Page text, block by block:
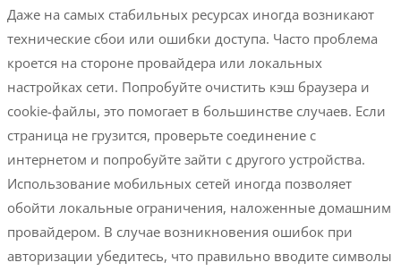
Даже на самых стабильных ресурсах иногда возникают
технические сбои или ошибки доступа. Часто проблема
кроется на стороне провайдера или локальных
настройках сети. Попробуйте очистить кэш браузера и
cookie-файлы, это помогает в большинстве случаев. Если
страница не грузится, проверьте соединение с
интернетом и попробуйте зайти с другого устройства.
Использование мобильных сетей иногда позволяет
обойти локальные ограничения, наложенные домашним
провайдером. В случае возникновения ошибок при
авторизации убедитесь, что правильно вводите символы